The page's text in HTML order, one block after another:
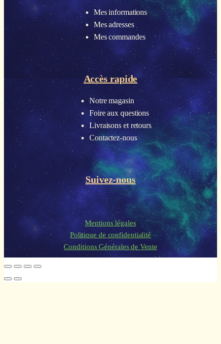
Mes informations
Mes adresses
Mes commandes
Accès rapide
Notre magasin
Foire aux questions
Livraisons et retours
Contactez-nous
Suivez-nous
Mentions légales
Politique de confidentialité
Conditions Générales de Vente